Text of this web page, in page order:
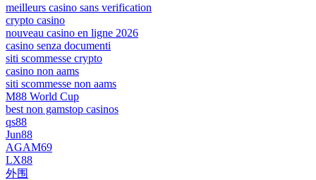
meilleurs casino sans verification
crypto casino
nouveau casino en ligne 2026
casino senza documenti
siti scommesse crypto
casino non aams
siti scommesse non aams
M88 World Cup
best non gamstop casinos
qs88
Jun88
AGAM69
LX88
外围